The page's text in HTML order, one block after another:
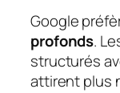
Google
profonds.
structurés
attirent plus